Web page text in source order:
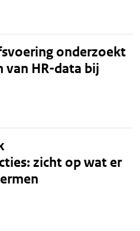
onderzoekt
van HR-data bij
zicht op wat er